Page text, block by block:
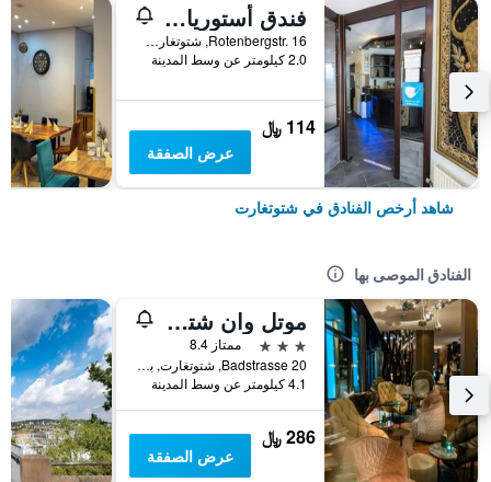
فندق أستوريا ام اوراخبلاتس
Rotenbergstr. 16, شتوتغارت, بادن - فورتمبيرغ, ألمانيا
2.0 كيلومتر عن وسط المدينة
114 ﷼
عرض الصفقة
شاهد أرخص الفنادق في شتوتغارت
الفنادق الموصى بها
موتل وان شتوتغارت باد كانستات
3 نجوم
ممتاز 8.4
Badstrasse 20, شتوتغارت, بادن - فورتمبيرغ, ألمانيا
4.1 كيلومتر عن وسط المدينة
286 ﷼
عرض الصفقة